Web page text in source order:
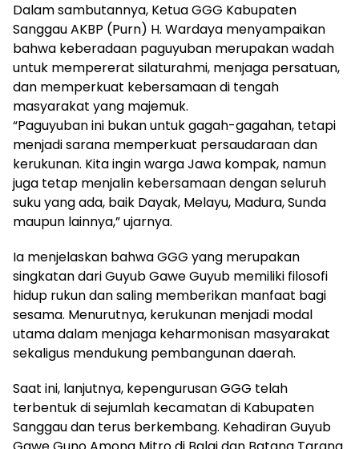
Dalam sambutannya, Ketua GGG Kabupaten
Sanggau AKBP (Purn) H. Wardaya menyampaikan
bahwa keberadaan paguyuban merupakan wadah
untuk mempererat silaturahmi, menjaga persatuan,
dan memperkuat kebersamaan di tengah
masyarakat yang majemuk.
“Paguyuban ini bukan untuk gagah-gagahan, tetapi
menjadi sarana memperkuat persaudaraan dan
kerukunan. Kita ingin warga Jawa kompak, namun
juga tetap menjalin kebersamaan dengan seluruh
suku yang ada, baik Dayak, Melayu, Madura, Sunda
maupun lainnya,” ujarnya.
Ia menjelaskan bahwa GGG yang merupakan
singkatan dari Guyub Gawe Guyub memiliki filosofi
hidup rukun dan saling memberikan manfaat bagi
sesama. Menurutnya, kerukunan menjadi modal
utama dalam menjaga keharmonisan masyarakat
sekaligus mendukung pembangunan daerah.
Saat ini, lanjutnya, kepengurusan GGG telah
terbentuk di sejumlah kecamatan di Kabupaten
Sanggau dan terus berkembang. Kehadiran Guyub